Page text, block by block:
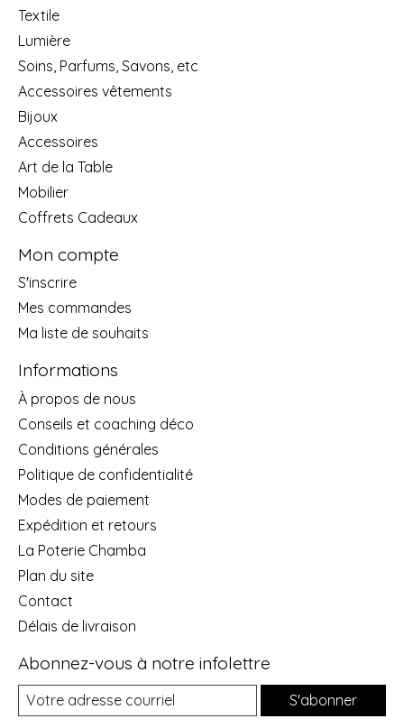
Textile
Lumière
Soins, Parfums, Savons, etc
Accessoires vêtements
Bijoux
Accessoires
Art de la Table
Mobilier
Coffrets Cadeaux
Mon compte
S'inscrire
Mes commandes
Ma liste de souhaits
Informations
À propos de nous
Conseils et coaching déco
Conditions générales
Politique de confidentialité
Modes de paiement
Expédition et retours
La Poterie Chamba
Plan du site
Contact
Délais de livraison
Abonnez-vous à notre infolettre
S'abonner